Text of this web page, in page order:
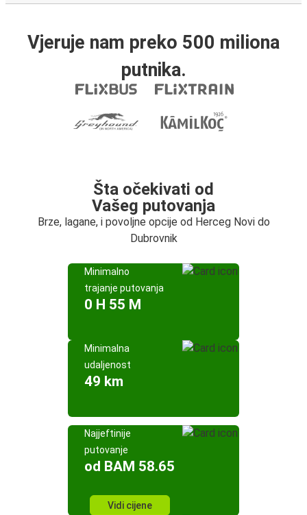
Vjeruje nam preko 500 miliona
putnika.
Šta očekivati od
Vašeg putovanja
Brze, lagane, i povoljne opcije od Herceg Novi do
Dubrovnik
Minimalno
trajanje putovanja
0 H 55 M
Minimalna
udaljenost
49 km
Najjeftinije
putovanje
od BAM 58.65
Vidi cijene